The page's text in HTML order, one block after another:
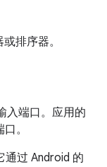
排序器。
入端口。应用的
。
通过 Android 的